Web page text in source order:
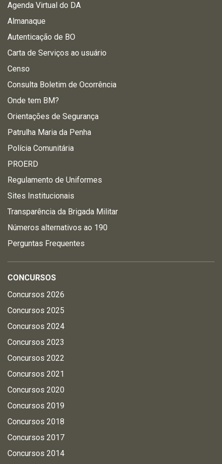
Agenda Virtual do DA
Almanaque
Autenticação de BO
Carta de Serviços ao usuário
Censo
Consulta Boletim de Ocorrência
Onde tem BM?
Orientações de Segurança
Patrulha Maria da Penha
Polícia Comunitária
PROERD
Regulamento de Uniformes
Sites Institucionais
Transparência da Brigada Militar
Números alternativos ao 190
Perguntas Frequentes
CONCURSOS
Concursos 2026
Concursos 2025
Concursos 2024
Concursos 2023
Concursos 2022
Concursos 2021
Concursos 2020
Concursos 2019
Concursos 2018
Concursos 2017
Concursos 2014